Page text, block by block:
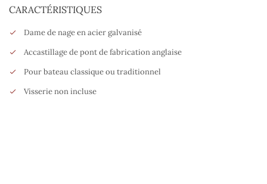
CARACTÉRISTIQUES
Dame de nage en acier galvanisé
Accastillage de pont de fabrication anglaise
Pour bateau classique ou traditionnel
Visserie non incluse